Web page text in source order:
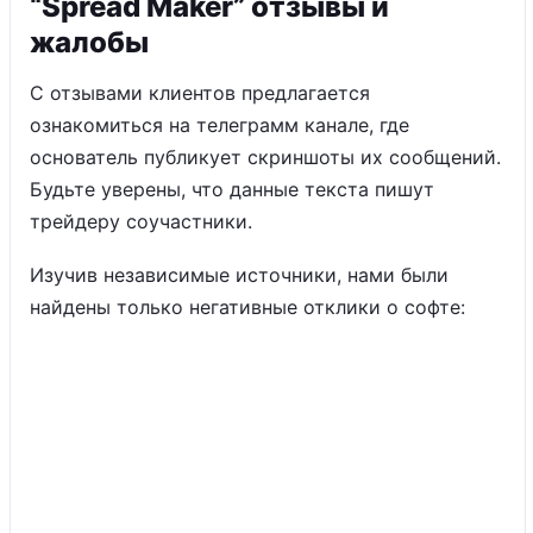
жалобы
С отзывами клиентов предлагается
ознакомиться на телеграмм канале, где
основатель публикует скриншоты их сообщений.
Будьте уверены, что данные текста пишут
трейдеру соучастники.
Изучив независимые источники, нами были
найдены только негативные отклики о софте: